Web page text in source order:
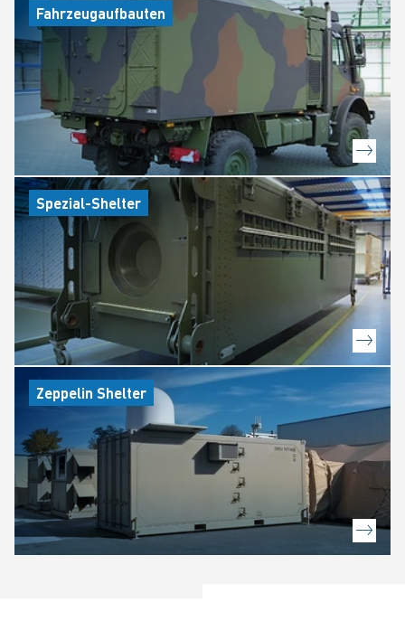
Fahrzeugaufbauten
Spezial-Shelter
Zeppelin Shelter